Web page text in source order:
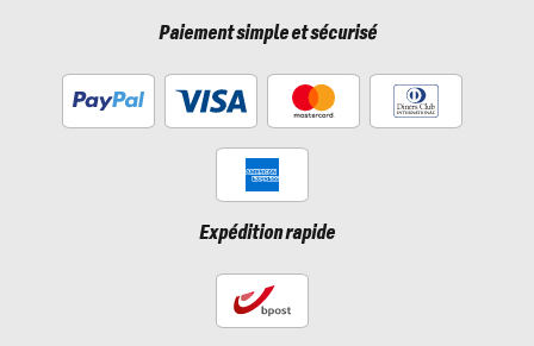
Paiement simple et sécurisé
Expédition rapide